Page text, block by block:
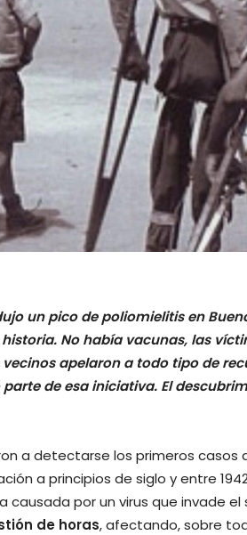
un pico de poliomielitis en
No había vacunas, las
apelaron a todo tipo de
parte de esa iniciativa. El
a detectarse los primeros casos
a principios de siglo y entre 1942
por un virus que invade
de horas, afectando, sobre